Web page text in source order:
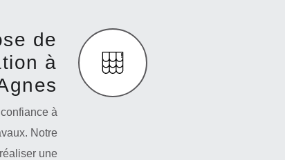
de
à
à
Notre
une